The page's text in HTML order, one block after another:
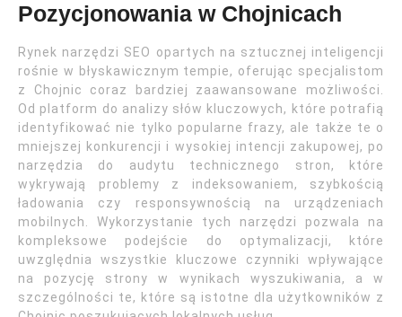
Pozycjonowania w Chojnicach
Rynek narzędzi SEO opartych na sztucznej inteligencji
rośnie w błyskawicznym tempie, oferując specjalistom
z Chojnic coraz bardziej zaawansowane możliwości.
Od platform do analizy słów kluczowych, które potrafią
identyfikować nie tylko popularne frazy, ale także te o
mniejszej konkurencji i wysokiej intencji zakupowej, po
narzędzia do audytu technicznego stron, które
wykrywają problemy z indeksowaniem, szybkością
ładowania czy responsywnością na urządzeniach
mobilnych. Wykorzystanie tych narzędzi pozwala na
kompleksowe podejście do optymalizacji, które
uwzględnia wszystkie kluczowe czynniki wpływające
na pozycję strony w wynikach wyszukiwania, a w
szczególności te, które są istotne dla użytkowników z